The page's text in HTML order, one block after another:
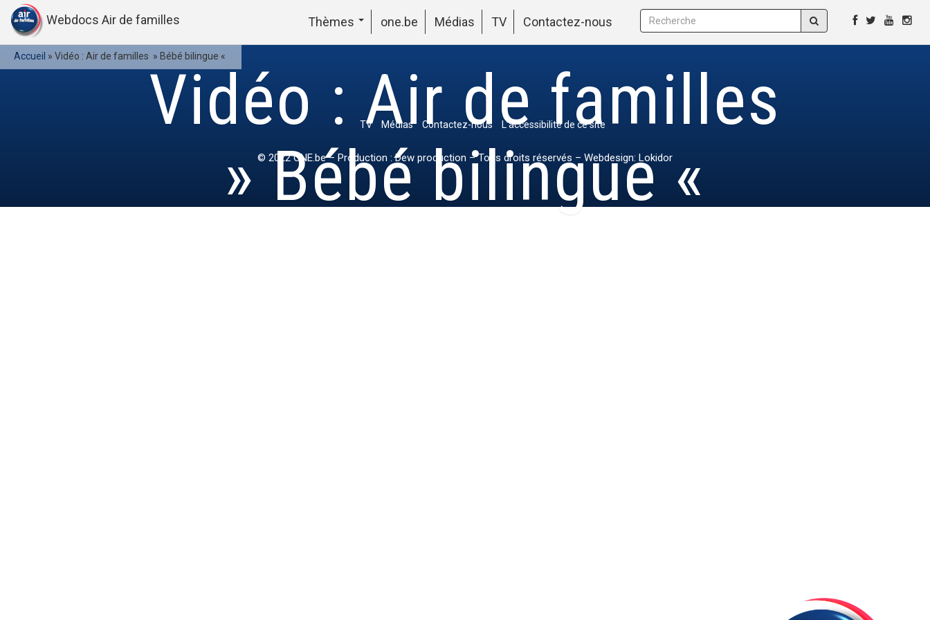
Webdocs Air de familles Thèmes one.be Médias TV Contactez-nous
Accueil » Vidéo : Air de familles » Bébé bilingue «
Vidéo : Air de familles
» Bébé bilingue «
TV Médias Contactez-nous L’accessibilité de ce site
© 2022ONE.be– Production : Dew production – Tous droits réservés – Webdesign: Lokidor